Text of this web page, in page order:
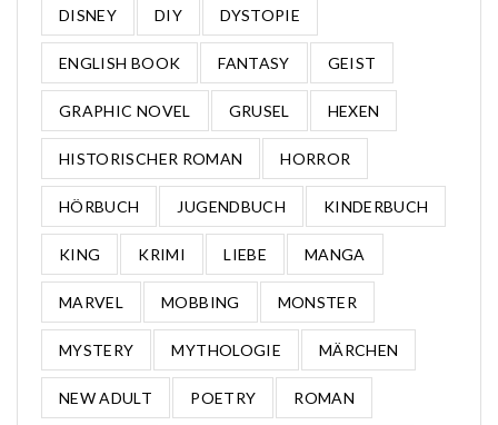
DISNEY DIY DYSTOPIE
ENGLISH BOOK FANTASY GEIST
GRAPHIC NOVEL GRUSEL HEXEN
HISTORISCHER ROMAN HORROR
HÖRBUCH JUGENDBUCH KINDERBUCH
KING KRIMI LIEBE MANGA
MARVEL MOBBING MONSTER
MYSTERY MYTHOLOGIE MÄRCHEN
NEW ADULT POETRY ROMAN